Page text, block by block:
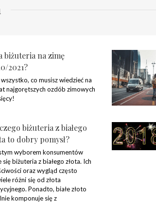
biżuteria na zimę
2021?
co musisz wiedzieć na
najgorętszych ozdób zimowych
biżuteria z białego
to dobry pomysł?
wyborem konsumentów
się biżuteria z białego złota. Ich
oraz wygląd często
różni się od złota
Ponadto, białe złoto
komponuje się z